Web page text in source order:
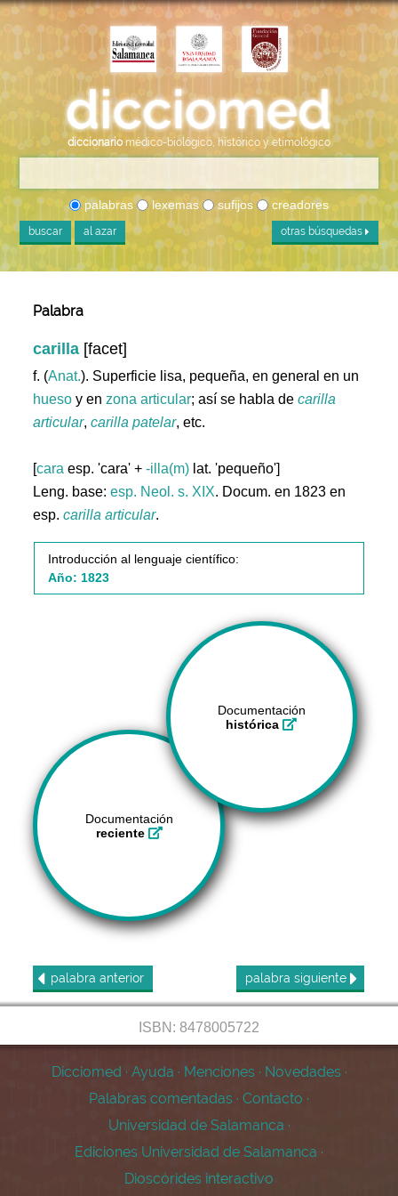
diccionario médico-biológico, histórico y etimológico
palabras lexemas sufijos creadores
buscar al azar otras búsquedas
Palabra
carilla [facet]
f. (Anat.). Superficie lisa, pequeña, en general en un
hueso y enzona articular; así se habla decarilla
articular,carilla patelar, etc.
[cara esp. 'cara' +-illa(m) lat. 'pequeño']
Leng. base:esp. Neol. s. XIX. Docum. en 1823 en
esp.carilla articular.
Introducción al lenguaje científico:
Año: 1823
Documentación
histórica
Documentación
reciente
palabra anterior palabra siguiente
ISBN: 8478005722
Dicciomed · Ayuda · Menciones · Novedades ·
Palabras comentadas · Contacto ·
Universidad de Salamanca ·
Ediciones Universidad de Salamanca ·
Dioscórides interactivo